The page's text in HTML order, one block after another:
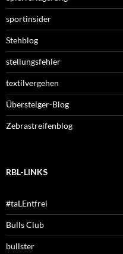
sportinsider
Stehblog
stellungsfehler
textilvergehen
Übersteiger-Blog
Zebrastreifenblog
RBL-LINKS
#taLEntfrei
Bulls Club
bullster